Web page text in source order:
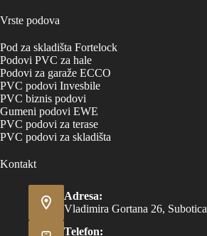
Vrste podova
Pod za skladišta Fortelock
Podovi PVC za hale
Podovi za garaže ECCO
PVC podovi Invesbile
PVC biznis podovi
Gumeni podovi EWE
PVC podovi za terase
PVC podovi za skladišta
Kontakt
Adresa:
Vladimira Gortana 26, Subotica
Telefon: